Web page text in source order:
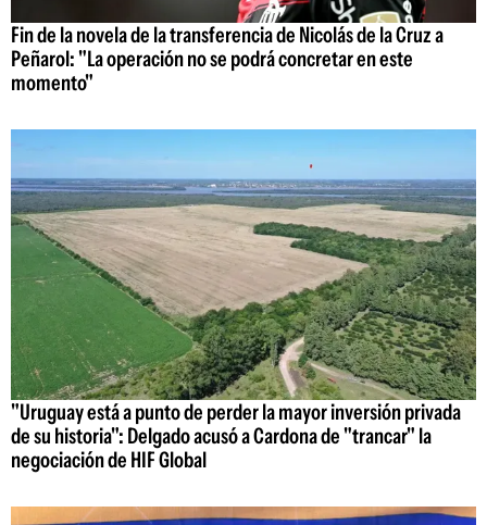
Fin de la novela de la transferencia de Nicolás de la Cruz a
Peñarol: "La operación no se podrá concretar en este
momento"
"Uruguay está a punto de perder la mayor inversión privada
de su historia": Delgado acusó a Cardona de "trancar" la
negociación de HIF Global